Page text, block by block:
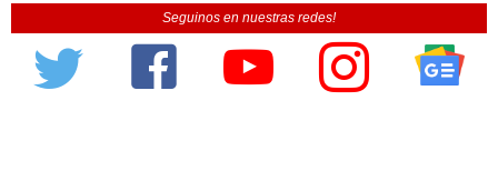
Seguinos en nuestras redes!